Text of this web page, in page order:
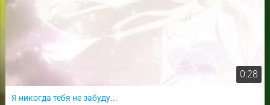
0:28
Я никогда тебя не забуду...